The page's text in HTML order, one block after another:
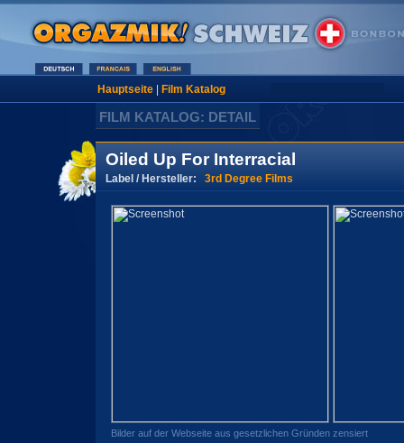
Hauptseite| Film Katalog
FILM KATALOG: DETAIL
Oiled Up For Interracial
Label / Hersteller: 3rd Degree Films
Bilder auf der Webseite aus gesetzlichen Gründen zensiert